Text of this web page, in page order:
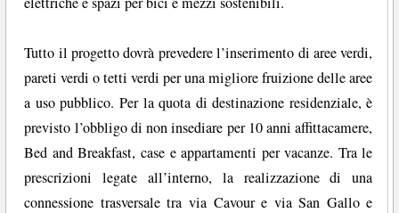
Tutto il progetto dovrà prevedere l’inserimento di aree verdi,
pareti verdi o tetti verdi per una migliore fruizione delle aree
a uso pubblico. Per la quota di destinazione residenziale, è
previsto l’obbligo di non insediare per 10 anni affittacamere,
Bed and Breakfast, case e appartamenti per vacanze. Tra le
prescrizioni legate all’interno, la realizzazione di una
connessione trasversale tra via Cavour e via San Gallo e